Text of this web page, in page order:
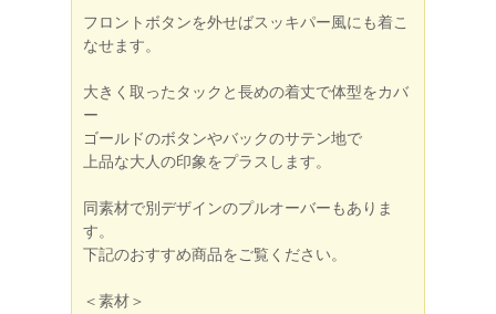
フロントボタンを外せばスッキパー風にも着こ
なせます。
大きく取ったタックと長めの着丈で体型をカバ
ー
ゴールドのボタンやバックのサテン地で
上品な大人の印象をプラスします。
同素材で別デザインのプルオーバーもありま
す。
下記のおすすめ商品をご覧ください。
＜素材＞